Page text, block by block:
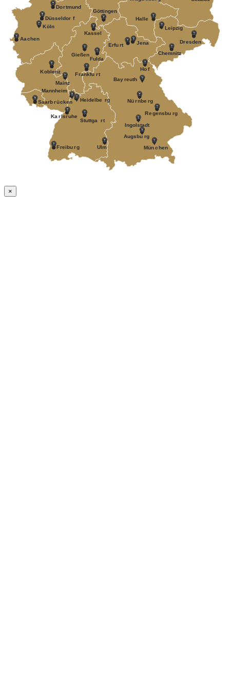
Ulm Mün chen
Nürnbe rg
Augsbu rg
Ingolstadt
Regensbu rg
Stuttga rt
Freibu rg
Karlsruhe
Mannheim
Mainz
Koblenz Frankfu rt
Heidelbe rg
Jena
Erfu rt
Chemnitz
Dresden
Leipzig
Halle
Göttingen
Kassel
Köln
Düsseldor f
Dortmund
Fulda
Saarb rüc ken
Bayreuth
Aac hen
Ho f
Gießen
×